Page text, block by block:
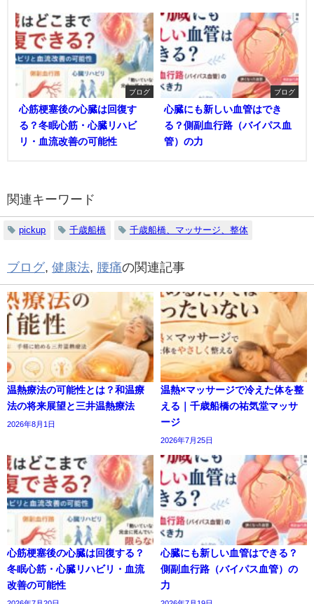
ブログ
心筋梗塞後の心臓は回復す
る？冬眠心筋・心臓リハビ
リ・血流改善の可能性
ブログ
心臓にも新しい血管はでき
る？側副血行路（バイパス血
管）の力
関連キーワード
pickup 千歳船橋 千歳船橋、マッサージ、整体
ブログ, 健康法, 腰痛の関連記事
温熱療法の可能性とは？和温療
法の将来展望と三井温熱療法
2026年8月1日
温熱×マッサージで冷えた体を整
える｜千歳船橋の祐気堂マッサ
ージ
2026年7月25日
心筋梗塞後の心臓は回復する？
冬眠心筋・心臓リハビリ・血流
改善の可能性
心臓にも新しい血管はできる？
側副血行路（バイパス血管）の
力